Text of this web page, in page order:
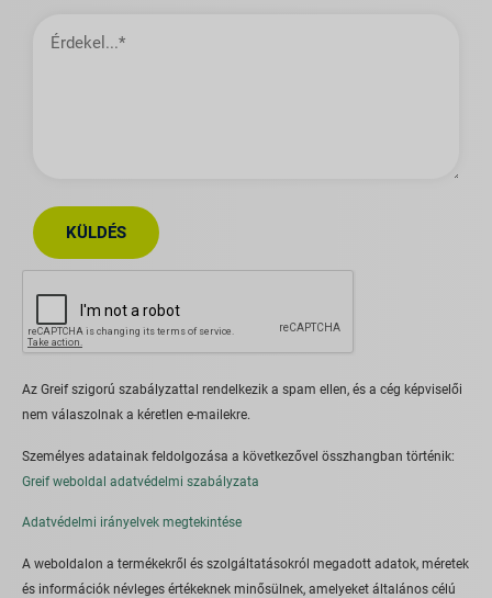
KÜLDÉS
Az Greif szigorú szabályzattal rendelkezik a spam ellen, és a cég képviselői
nem válaszolnak a kéretlen e-mailekre.
Személyes adatainak feldolgozása a következővel összhangban történik:
Greif weboldal adatvédelmi szabályzata
Adatvédelmi irányelvek megtekintése
A weboldalon a termékekről és szolgáltatásokról megadott adatok, méretek
és információk névleges értékeknek minősülnek, amelyeket általános célú